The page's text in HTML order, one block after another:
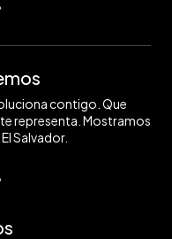
contigo. Que
representa. Mostramos
Salvador.